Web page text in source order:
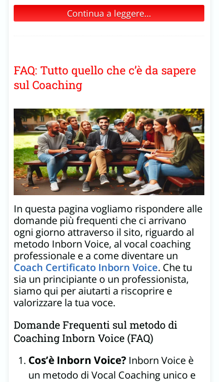
Continua a leggere…
FAQ: Tutto quello che c’è da sapere
sul Coaching
In questa pagina vogliamo rispondere alle
domande più frequenti che ci arrivano
ogni giorno attraverso il sito, riguardo al
metodo Inborn Voice, al vocal coaching
professionale e a come diventare un
Coach Certificato Inborn Voice. Che tu
sia un principiante o un professionista,
siamo qui per aiutarti a riscoprire e
valorizzare la tua voce.
Domande Frequenti sul metodo di
Coaching Inborn Voice (FAQ)
Cos’è Inborn Voice? Inborn Voice è
un metodo di Vocal Coaching unico e